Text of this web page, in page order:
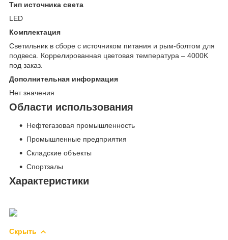
Тип источника света
LED
Комплектация
Светильник в сборе с источником питания и рым-болтом для
подвеса. Коррелированная цветовая температура – 4000K
под заказ.
Дополнительная информация
Нет значения
Области использования
Нефтегазовая промышленность
Промышленные предприятия
Складские объекты
Спортзалы
Характеристики
Скрыть